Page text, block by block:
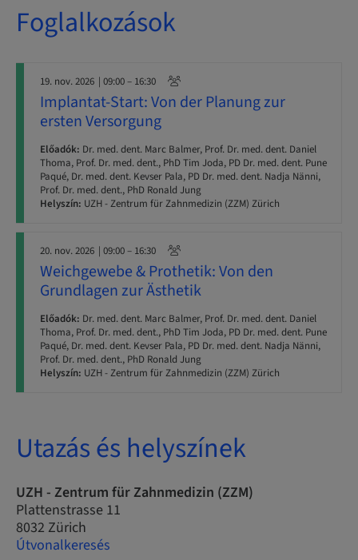
Foglalkozások
19. nov. 2026 | 09:00 – 16:30
Implantat-Start: Von der Planung zur
ersten Versorgung
Előadók: Dr. med. dent. Marc Balmer, Prof. Dr. med. dent. Daniel
Thoma, Prof. Dr. med. dent., PhD Tim Joda, PD Dr. med. dent. Pune
Paqué, Dr. med. dent. Kevser Pala, PD Dr. med. dent. Nadja Nänni,
Prof. Dr. med. dent., PhD Ronald Jung
Helyszín: UZH - Zentrum für Zahnmedizin (ZZM) Zürich
20. nov. 2026 | 09:00 – 16:30
Weichgewebe & Prothetik: Von den
Grundlagen zur Ästhetik
Előadók: Dr. med. dent. Marc Balmer, Prof. Dr. med. dent. Daniel
Thoma, Prof. Dr. med. dent., PhD Tim Joda, PD Dr. med. dent. Pune
Paqué, Dr. med. dent. Kevser Pala, PD Dr. med. dent. Nadja Nänni,
Prof. Dr. med. dent., PhD Ronald Jung
Helyszín: UZH - Zentrum für Zahnmedizin (ZZM) Zürich
Utazás és helyszínek
UZH - Zentrum für Zahnmedizin (ZZM)
Plattenstrasse 11
8032 Zürich
Útvonalkeresés